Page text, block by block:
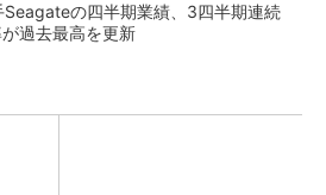
Seagateの四半期業績、3四半期連続
過去最高を更新